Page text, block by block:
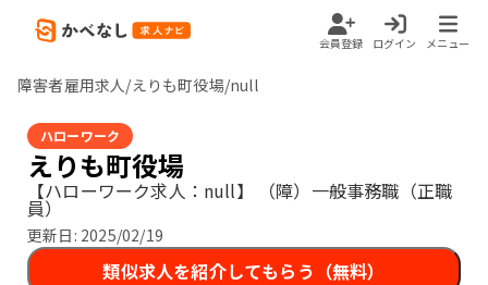
会員登録 ログイン メニュー
障害者雇用求人/えりも町役場/null
ハローワーク
えりも町役場
【ハローワーク求人：null】 （障）一般事務職（正職
員）
更新日: 2025/02/19
類似求人を紹介してもらう（無料）